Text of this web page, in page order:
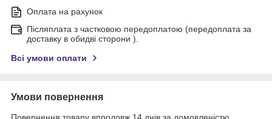
Оплата на рахунок
Післяплата з частковою передоплатою (передоплата за
доставку в обидві сторони ).
Всі умови оплати
Умови повернення